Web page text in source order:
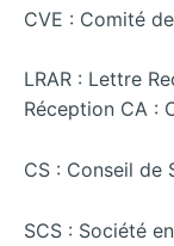
CVE : Comité
LRAR : Lettre
Réception CA :
CS : Conseil de
SCS : Société